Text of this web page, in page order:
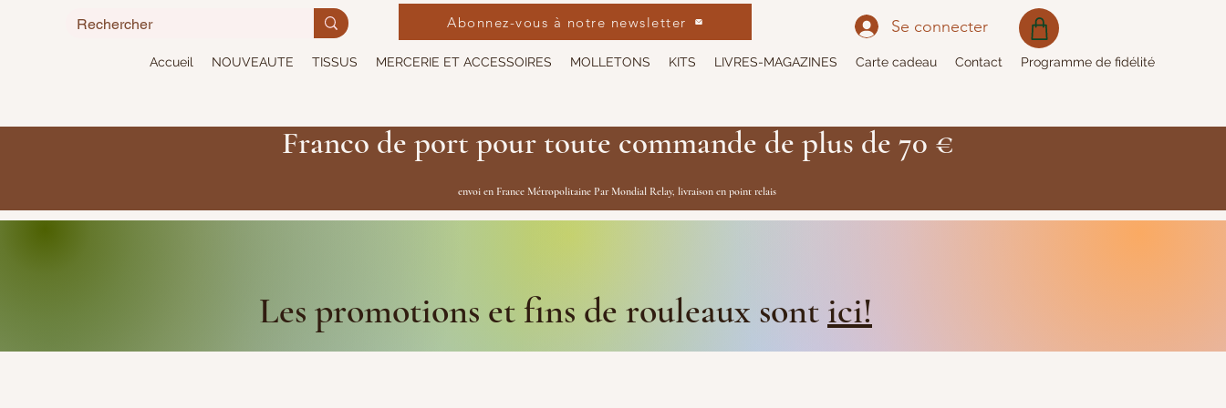
Accueil NOUVEAUTE TISSUS MERCERIE ET ACCESSOIRES MOLLETONS KITS LIVRES-MAGAZINES Carte cadeau Contact Programme de fidélité
Se connecter
Abonnez-vous à notre newsletter
Franco de port pour toute commande de plus de 70 €
envoi en France Métropolitaine Par Mondial Relay, livraison en point relais
Les promotions et fins de rouleaux sont ici!